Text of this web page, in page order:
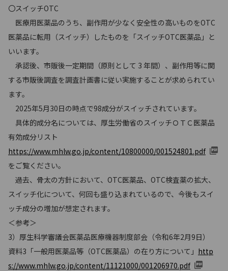
〇スイッチOTC
医療用医薬品のうち、副作用が少なく安全性の高いものをOTC
医薬品に転用（スイッチ）したものを「スイッチOTC医薬品」と
いいます。
承認後、市販後一定期間（原則として 3 年間）、副作用等に関
する市販後調査を調査計画書に従い実施することが求められてい
ます。
2025年5月30日の時点で98成分がスイッチされています。
具体的成分名については、厚生労働省のスイッチＯＴＣ医薬品
有効成分リスト
https://www.mhlw.go.jp/content/10800000/001524801.pdf
をご覧ください。
過去、骨太の方針において、OTC医薬品、OTC検査薬の拡大、
スイッチ化について、何回も盛り込まれているので、今後もスイ
ッチ成分の増加が想定されます。
＜参考＞
3）厚生科学審議会医薬品医療機器制度部会（令和6年2月9日）
資料3「一般用医薬品等（OTC医薬品）の在り方について」 http
s://www.mhlw.go.jp/content/11121000/001206970.pdf